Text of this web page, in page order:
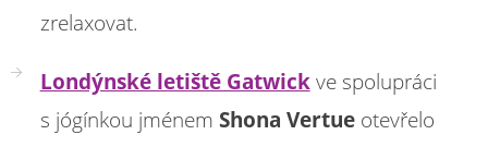
zrelaxovat.
Londýnské letiště Gatwickve spolupráci
s jógínkou jménem Shona Vertueotevřelo